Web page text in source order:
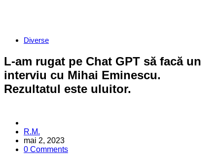
Categories
Diverse
L-am rugat pe Chat GPT să facă un
interviu cu Mihai Eminescu.
Rezultatul este uluitor.
Posted
by
R.M.
mai 2, 2023
0 Comments